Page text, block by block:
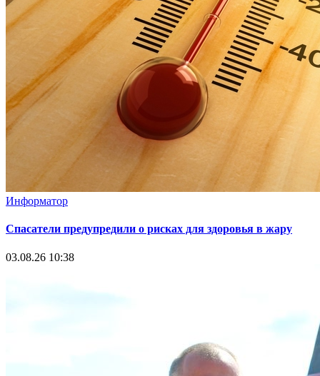
Информатор
Спасатели предупредили о рисках для здоровья в жару
03.08.26 10:38